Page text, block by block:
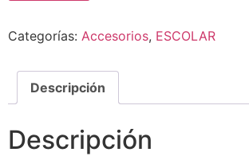
Categorías: Accesorios, ESCOLAR
Descripción
Descripción